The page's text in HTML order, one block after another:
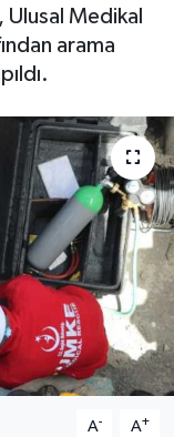
Medikal
arama
A- A+